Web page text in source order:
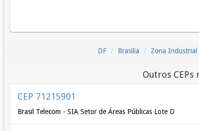
DF Brasilia Zona Industrial
Outros CEPs
CEP 71215901
Brasil Telecom - SIA Setor de Áreas Públicas Lote D